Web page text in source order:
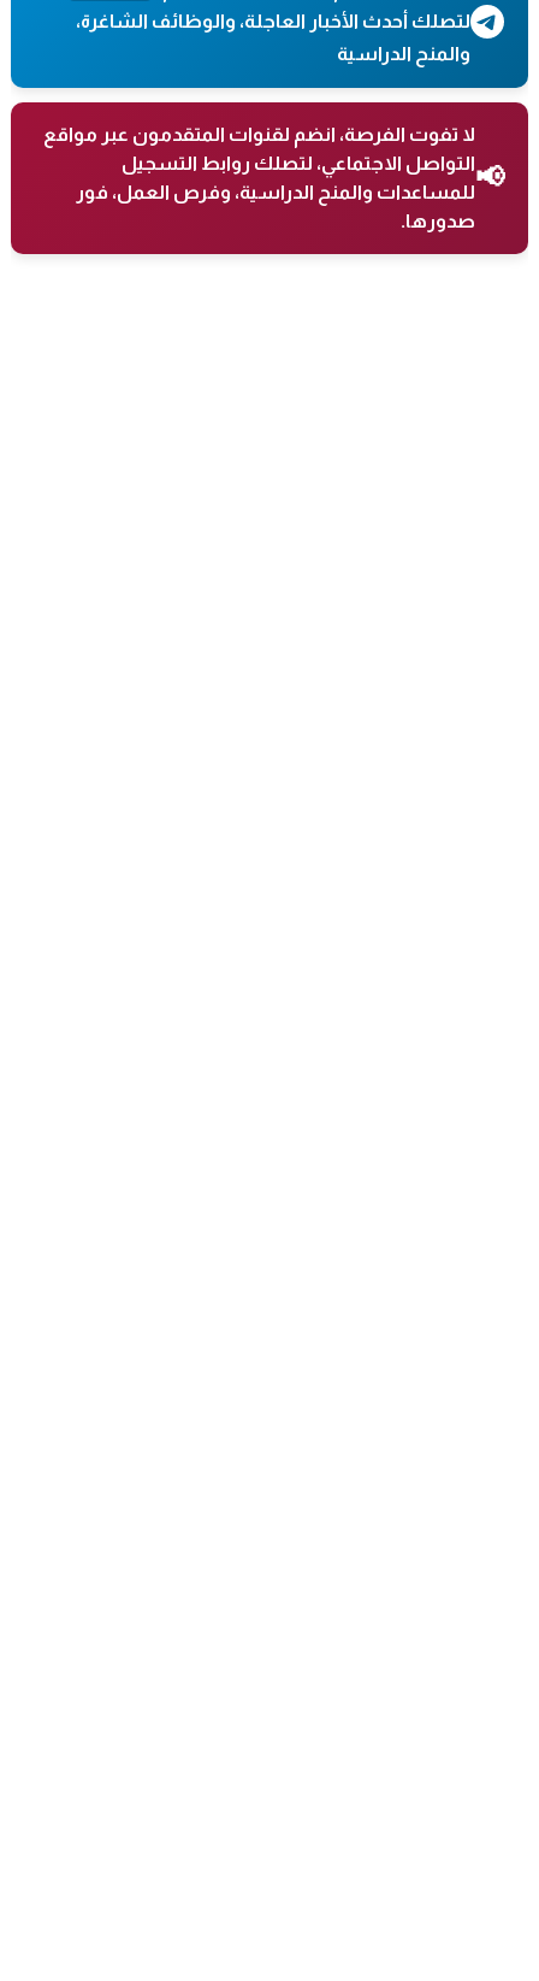
لتصلك أحدث الأخبار العاجلة، والوظائف الشاغرة،
والمنح الدراسية
📢
لا تفوت الفرصة، انضم لقنوات المتقدمون عبر مواقع
التواصل الاجتماعي، لتصلك روابط التسجيل
للمساعدات والمنح الدراسية، وفرص العمل، فور
صدورها.